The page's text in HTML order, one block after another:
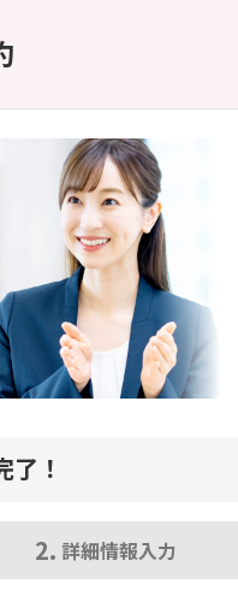
了！
2. 詳細情報入力